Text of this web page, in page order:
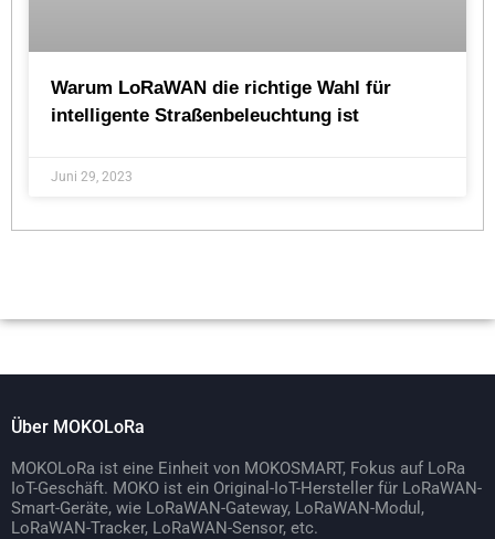
Warum LoRaWAN die richtige Wahl für
intelligente Straßenbeleuchtung ist
Juni 29, 2023
Über MOKOLoRa
MOKOLoRa ist eine Einheit von MOKOSMART, Fokus auf LoRa
IoT-Geschäft. MOKO ist ein Original-IoT-Hersteller für LoRaWAN-
Smart-Geräte, wie LoRaWAN-Gateway, LoRaWAN-Modul,
LoRaWAN-Tracker, LoRaWAN-Sensor, etc.